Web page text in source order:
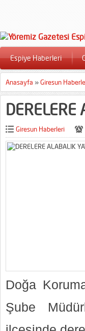
Espiye Haberleri
Anasayfa »Giresun
DERELERE
Giresun Haberleri
Doğa
Şube